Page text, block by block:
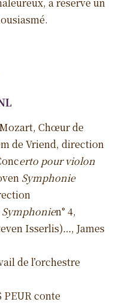
Chœur de
de Vriend, direction
erto pour violon
Symphonie
Symphonien° 4,
Isserlis)…, James
de l’orchestre
PEUR conte